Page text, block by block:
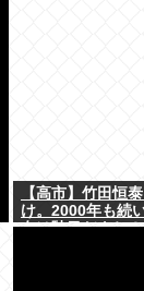
【高市】竹田恒
け。2000年も続
女は駄目だよね